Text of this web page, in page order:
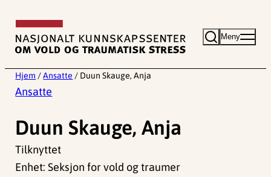
innhold
Meny
Hjem / Ansatte / Duun Skauge, Anja
Ansatte
Duun Skauge, Anja
Tilknyttet
Enhet: Seksjon for vold og traumer